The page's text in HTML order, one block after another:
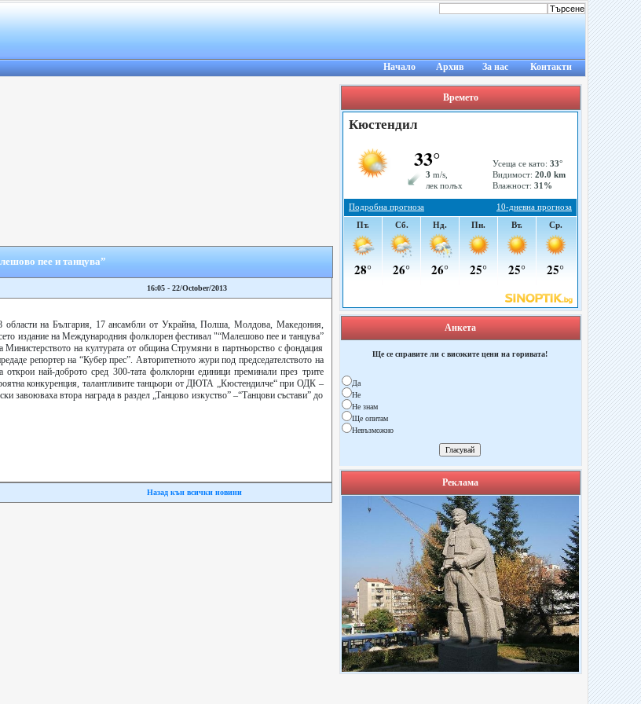
Начало Архив За нас Контакти
пее и танцува”
16:05 - 22/October/2013
области на България, 17 ансамбли от Украйна, Полша, Молдова, Македония,
издание на Международния фолклорен фестивал "“Малешово пее и танцува”
на културата от община Струмяни в партньорство с фондация
репортер на “Кубер прес”. Авторитетното жури под председателството на
най-доброто сред 300-тата фолклорни единици преминали през трите
конкуренция, талантливите танцьори от ДЮТА „Кюстендилче“ при ОДК –
завоюваха втора награда в раздел „Танцово изкуство” –“Танцови състави” до
Назад кън всички новини
Времето
Анкета
Ще се справите ли с високите цени на горивата!
Да
Не
Не знам
Ще опитам
Невъзможно
Реклама